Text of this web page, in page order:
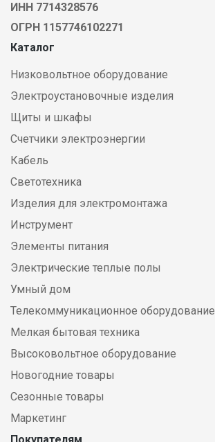
ИНН 7714328576
ОГРН 1157746102271
Каталог
Низковольтное оборудование
Электроустановочные изделия
Щиты и шкафы
Счетчики электроэнергии
Кабель
Светотехника
Изделия для электромонтажа
Инструмент
Элементы питания
Электрические теплые полы
Умный дом
Телекоммуникационное оборудование
Мелкая бытовая техника
Высоковольтное оборудование
Новогодние товары
Сезонные товары
Маркетинг